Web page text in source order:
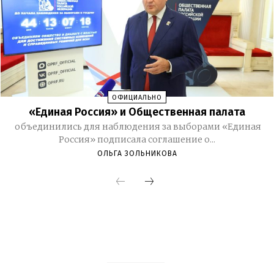
ОФИЦИАЛЬНО
«Единая Россия» и Общественная палата
объединились для наблюдения за выборами «Единая
Россия» подписала соглашение о...
ОЛЬГА ЗОЛЬНИКОВА